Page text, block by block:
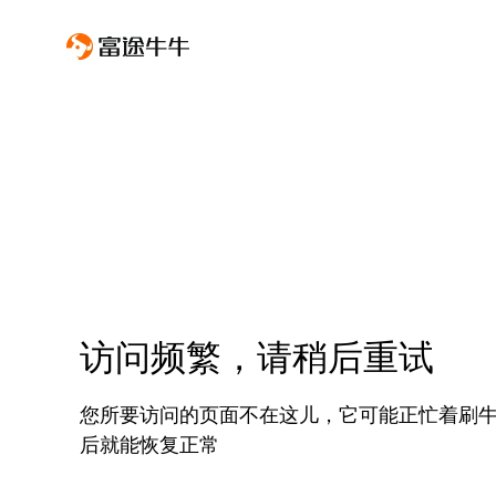
访问频繁，请稍后重试
您所要访问的页面不在这儿，它可能正忙着刷
后就能恢复正常